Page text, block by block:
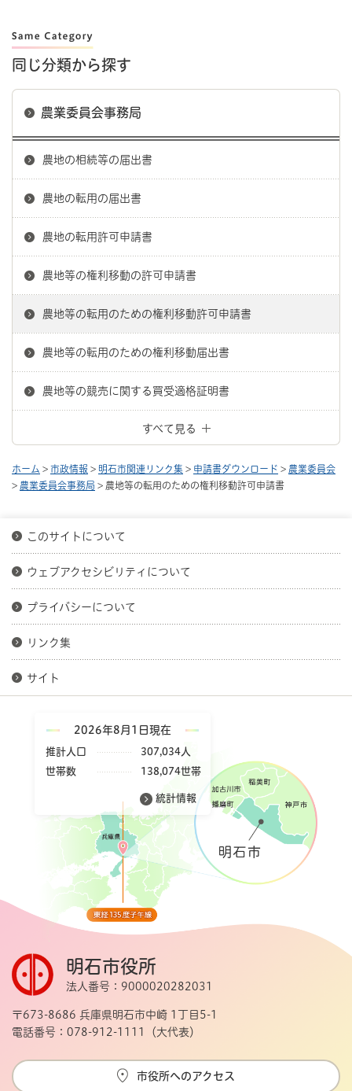
同じ分類から探す
農業委員会事務局
農地の相続等の届出書
農地の転用の届出書
農地の転用許可申請書
農地等の権利移動の許可申請書
農地等の転用のための権利移動許可申請書
農地等の転用のための権利移動届出書
農地等の競売に関する買受適格証明書
すべて見る
ホーム > 市政情報 > 明石市関連リンク集 > 申請書ダウンロード > 農業委員会
> 農業委員会事務局 > 農地等の転用のための権利移動許可申請書
このサイトについて
ウェブアクセシビリティについて
プライバシーについて
リンク集
サイト
2026年8月1日現在
推計人口
307,034人
世帯数
138,074世帯
統計情報
明石市役所
法人番号：9000020282031
〒673-8686 兵庫県明石市中崎 1丁目5-1
電話番号：078-912-1111（大代表）
市役所へのアクセス